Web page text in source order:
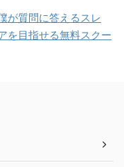
が質問に答えるスレ
を目指せる無料スクー